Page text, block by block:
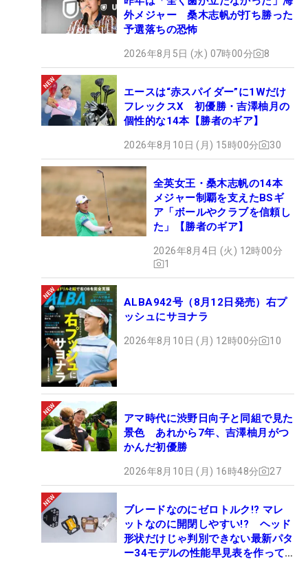
外メジャー 桑木志帆が打ち勝った
予選落ちの恐怖
2026年8月5日 (水) 07時00分 8
エースは“赤スパイダー”に1Wだけ
フレックスX 初優勝・吉澤柚月の
個性的な14本【勝者のギア】
2026年8月10日 (月) 15時00分 30
全英女王・桑木志帆の14本
メジャー制覇を支えたBSギ
ア「ボールやクラブを信頼し
た」【勝者のギア】
2026年8月4日 (火) 12時00分
1
ALBA942号（8月12日発売）右プ
ッシュにサヨナラ
2026年8月10日 (月) 12時00分 10
アマ時代に渋野日向子と同組で見た
景色 あれから7年、吉澤柚月がつ
かんだ初優勝
2026年8月10日 (月) 16時48分 27
ブレードなのにゼロトルク!? マレ
ットなのに開閉しやすい!? ヘッド
形状だけじゃ判別できない最新パタ
ー34モデルの性能早見表を作って